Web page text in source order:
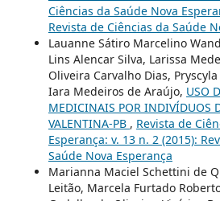
Ciências da Saúde Nova
Revista de Ciências da Saúde
Lauanne Sátiro Marcelino
Lins Alencar Silva, Larissa
Oliveira Carvalho Dias,
Iara Medeiros de Araújo, USO
MEDICINAIS POR INDIVÍDUOS
VALENTINA-PB , Revista de
Esperança: v. 13 n. 2 (2015):
Saúde Nova Esperança
Marianna Maciel Schettini de
Leitão, Marcela Furtado